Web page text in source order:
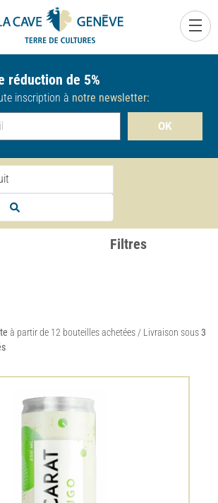
réduction de 5%
inscription à notre newsletter:
OK
Filtres
à partir de 12 bouteilles achetées / Livraison sous3